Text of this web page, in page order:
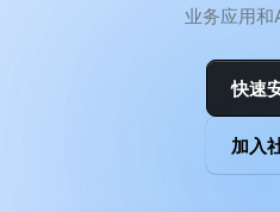
业务应用和
快速
加入